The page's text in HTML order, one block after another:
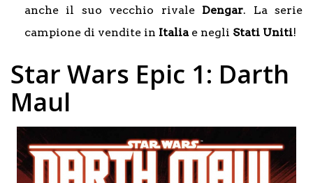
anche il suo vecchio rivale Dengar. La serie
campione di vendite in Italiae negli Stati Uniti!
Star Wars Epic 1: Darth
Maul